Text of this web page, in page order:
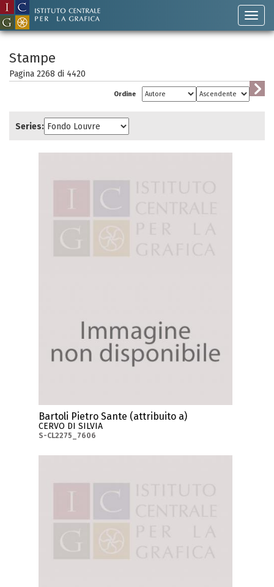
Stampe
Pagina 2268 di 4420
Ordine
Series:
Bartoli Pietro Sante (attribuito a)
CERVO DI SILVIA
S-CL2275_7606